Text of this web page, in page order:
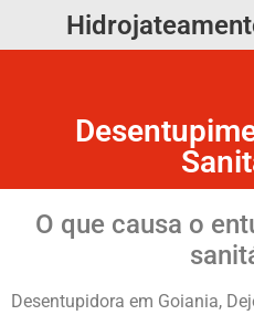
O que causa o
Desentupidora em Goiania,